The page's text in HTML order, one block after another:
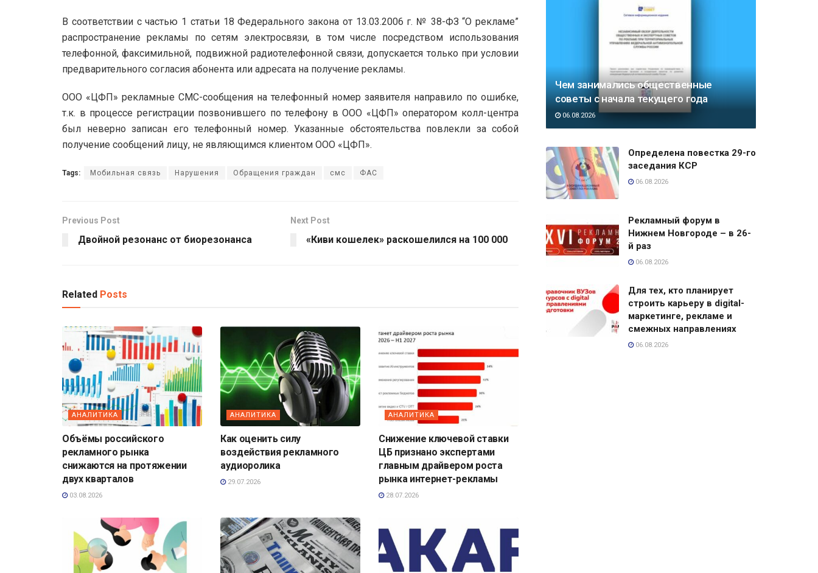
В соответствии с частью 1 статьи 18 Федерального закона от 13.03.2006 г. № 38-ФЗ “О рекламе”
распространение рекламы по сетям электросвязи, в том числе посредством использования
телефонной, факсимильной, подвижной радиотелефонной связи, допускается только при условии
предварительного согласия абонента или адресата на получение рекламы.
ООО «ЦФП» рекламные СМС-сообщения на телефонный номер заявителя направило по ошибке,
т.к. в процессе регистрации позвонившего по телефону в ООО «ЦФП» оператором колл-центра
был неверно записан его телефонный номер. Указанные обстоятельства повлекли за собой
получение сообщений лицу, не являющимся клиентом ООО «ЦФП».
Tags: Мобильная связь Нарушения Обращения граждан смс ФАС
Previous Post
Двойной резонанс от биорезонанса
Next Post
«Киви кошелек» раскошелился на 100 000
Related Posts
АНАЛИТИКА
Объёмы российского
рекламного рынка
снижаются на протяжении
двух кварталов
03.08.2026
АНАЛИТИКА
Как оценить силу
воздействия рекламного
аудиоролика
29.07.2026
АНАЛИТИКА
Снижение ключевой ставки
ЦБ признано экспертами
главным драйвером роста
рынка интернет-рекламы
28.07.2026
Чем занимались общественные
советы с начала текущего года
06.08.2026
Определена повестка 29-го
заседания КСР
06.08.2026
Рекламный форум в
Нижнем Новгороде – в 26-
й раз
06.08.2026
Для тех, кто планирует
строить карьеру в digital-
маркетинге, рекламе и
смежных направлениях
06.08.2026